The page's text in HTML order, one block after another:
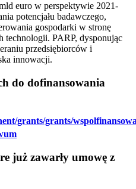
euro w perspektywie 2021-
potencjału badawczego,
gospodarki w stronę
technologii. PARP, dysponując
przedsiębiorców i
innowacji.
do dofinansowania
grants/grants/
zawarły umowę z